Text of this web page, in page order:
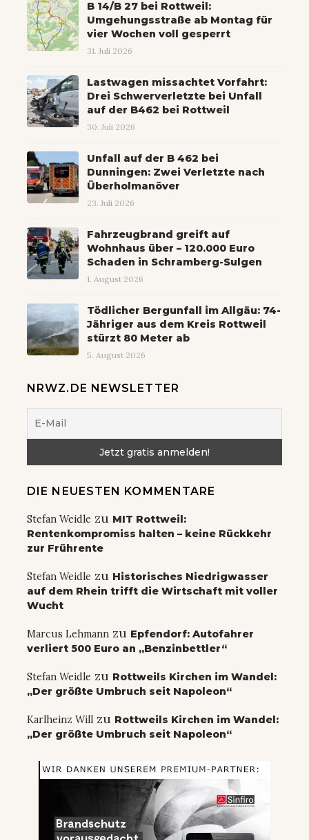
B 14/B 27 bei Rottweil:
Umgehungsstraße ab Montag für
vier Wochen voll gesperrt
31. Juli 2026
Lastwagen missachtet Vorfahrt:
Drei Schwerverletzte bei Unfall
auf der B462 bei Rottweil
30. Juli 2026
Unfall auf der B 462 bei
Dunningen: Zwei Verletzte nach
Überholmanöver
23. Juli 2026
Fahrzeugbrand greift auf
Wohnhaus über – 120.000 Euro
Schaden in Schramberg-Sulgen
1. August 2026
Tödlicher Bergunfall im Allgäu: 74-
Jähriger aus dem Kreis Rottweil
stürzt 80 Meter ab
5. August 2026
NRWZ.DE NEWSLETTER
DIE NEUESTEN KOMMENTARE
Stefan Weidle zu MIT Rottweil:
Rentenkompromiss halten – keine Rückkehr
zur Frührente
Stefan Weidle zu Historisches Niedrigwasser
auf dem Rhein trifft die Wirtschaft mit voller
Wucht
Marcus Lehmann zu Epfendorf: Autofahrer
verliert 500 Euro an „Benzinbettler“
Stefan Weidle zu Rottweils Kirchen im Wandel:
„Der größte Umbruch seit Napoleon“
Karlheinz Will zu Rottweils Kirchen im Wandel:
„Der größte Umbruch seit Napoleon“